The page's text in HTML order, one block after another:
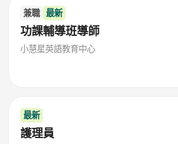
兼職 最新
功課輔導班導師
小慧星英語教育中心
最新
護理員